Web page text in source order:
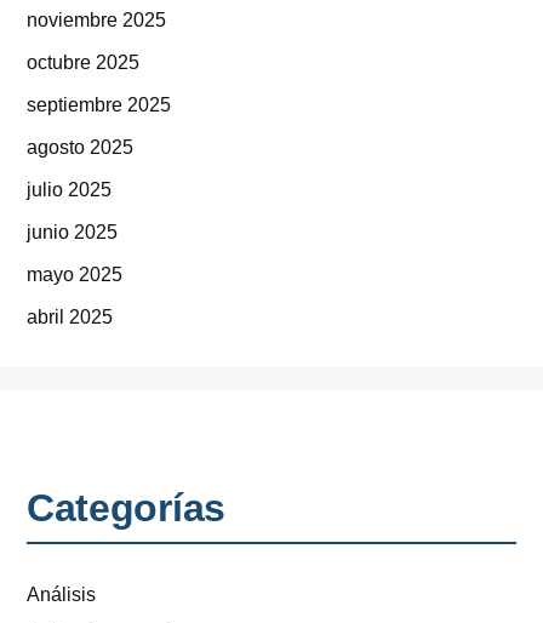
noviembre 2025
octubre 2025
septiembre 2025
agosto 2025
julio 2025
junio 2025
mayo 2025
abril 2025
Categorías
Análisis